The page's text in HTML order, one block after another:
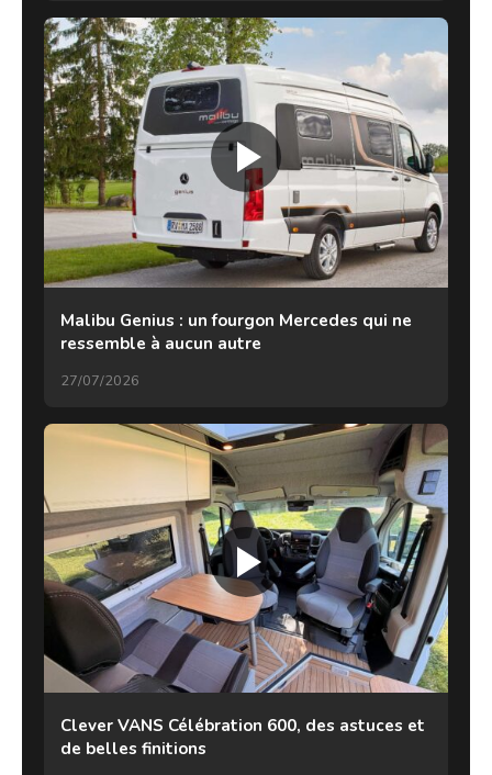
Malibu Genius : un fourgon Mercedes qui ne
ressemble à aucun autre
27/07/2026
Clever VANS Célébration 600, des astuces et
de belles finitions